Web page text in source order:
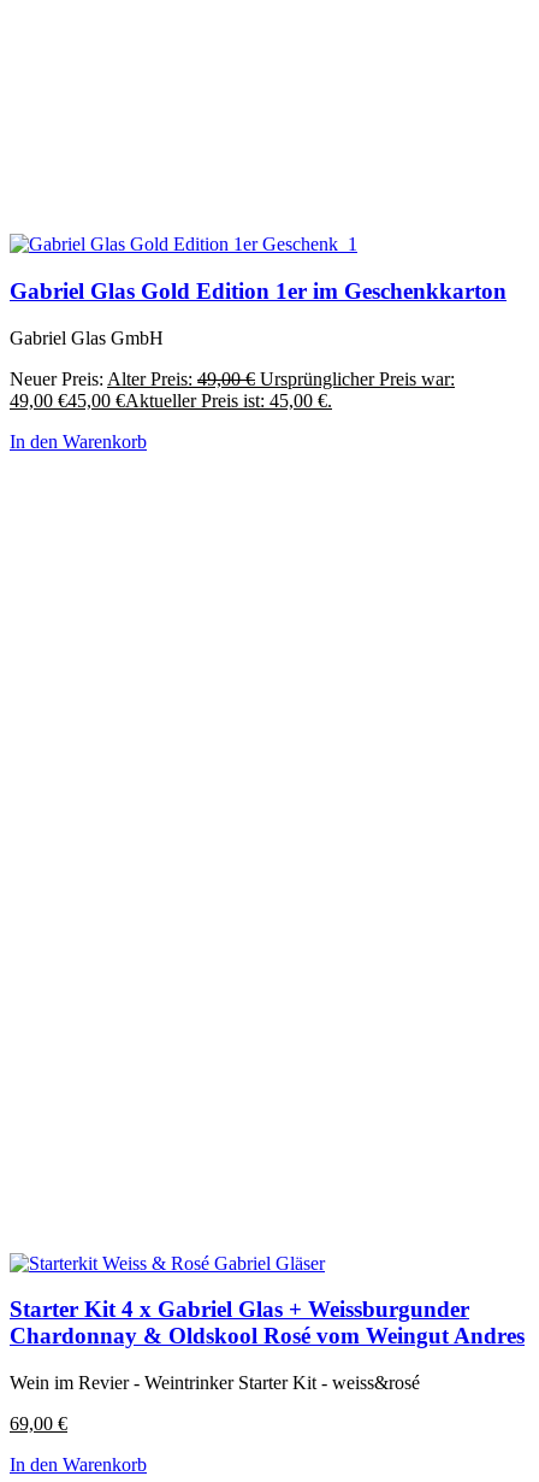
Gabriel Glas Gold Edition 1er im Geschenkkarton
Gabriel Glas GmbH
Neuer Preis: Alter Preis: 49,00€ Ursprünglicher Preis war:
49,00 €45,00 €Aktueller Preis ist: 45,00 €.
In den Warenkorb
Starter Kit 4 x Gabriel Glas + Weissburgunder
Chardonnay & Oldskool Rosé vom Weingut Andres
Wein im Revier - Weintrinker Starter Kit - weiss&rosé
69,00 €
In den Warenkorb